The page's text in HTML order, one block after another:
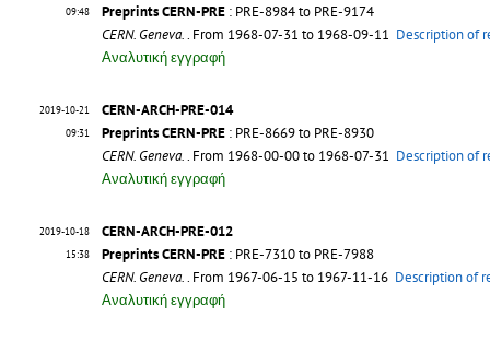
09:48
Preprints CERN-PRE : PRE-8984 to PRE-9174
CERN. Geneva.. From 1968-07-31 to 1968-09-11 Description of
Αναλυτική εγγραφή
2019-10-21
09:31
CERN-ARCH-PRE-014
Preprints CERN-PRE : PRE-8669 to PRE-8930
CERN. Geneva.. From 1968-00-00 to 1968-07-31 Description of
Αναλυτική εγγραφή
2019-10-18
15:38
CERN-ARCH-PRE-012
Preprints CERN-PRE : PRE-7310 to PRE-7988
CERN. Geneva.. From 1967-06-15 to 1967-11-16 Description of
Αναλυτική εγγραφή